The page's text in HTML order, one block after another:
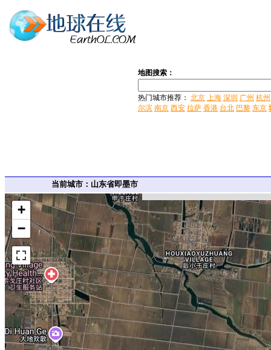
地图搜索：
热门城市推荐： 北京 上海 深圳 广州 杭州
尔滨 南京 西安 拉萨 香港 台北 巴黎 东京
当前城市：山东省即墨市
+
−